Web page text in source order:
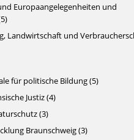
Europaangelegenheiten und
Landwirtschaft und
für politische Bildung (5)
Justiz (4)
(3)
Braunschweig (3)